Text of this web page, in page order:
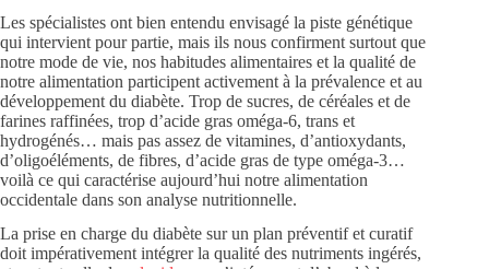
Les spécialistes ont bien entendu envisagé la piste génétique
qui intervient pour partie, mais ils nous confirment surtout que
notre mode de vie, nos habitudes alimentaires et la qualité de
notre alimentation participent activement à la prévalence et au
développement du diabète. Trop de sucres, de céréales et de
farines raffinées, trop d’acide gras oméga-6, trans et
hydrogénés… mais pas assez de vitamines, d’antioxydants,
d’oligoéléments, de fibres, d’acide gras de type oméga-3…
voilà ce qui caractérise aujourd’hui notre alimentation
occidentale dans son analyse nutritionnelle.
La prise en charge du diabète sur un plan préventif et curatif
doit impérativement intégrer la qualité des nutriments ingérés,